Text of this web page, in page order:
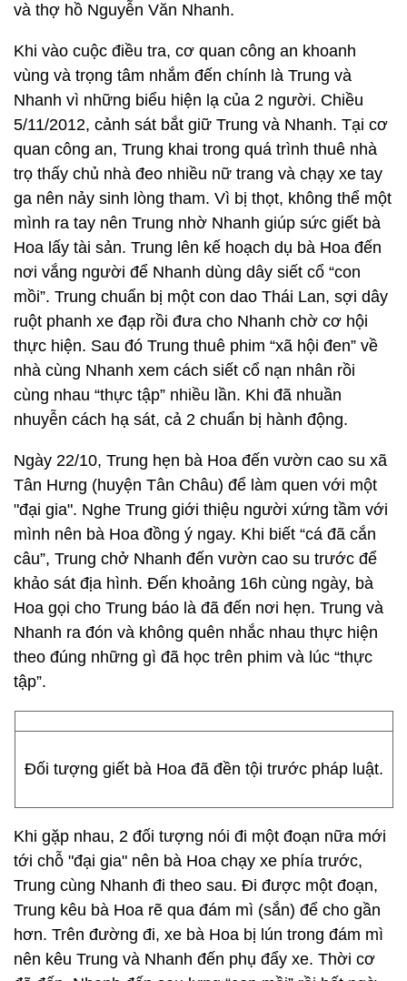
và thợ hồ Nguyễn Văn Nhanh.
Khi vào cuộc điều tra, cơ quan công an khoanh
vùng và trọng tâm nhắm đến chính là Trung và
Nhanh vì những biểu hiện lạ của 2 người. Chiều
5/11/2012, cảnh sát bắt giữ Trung và Nhanh. Tại cơ
quan công an, Trung khai trong quá trình thuê nhà
trọ thấy chủ nhà đeo nhiều nữ trang và chạy xe tay
ga nên nảy sinh lòng tham. Vì bị thọt, không thể một
mình ra tay nên Trung nhờ Nhanh giúp sức giết bà
Hoa lấy tài sản. Trung lên kế hoạch dụ bà Hoa đến
nơi vắng người để Nhanh dùng dây siết cổ “con
mồi”. Trung chuẩn bị một con dao Thái Lan, sợi dây
ruột phanh xe đạp rồi đưa cho Nhanh chờ cơ hội
thực hiện. Sau đó Trung thuê phim “xã hội đen” về
nhà cùng Nhanh xem cách siết cổ nạn nhân rồi
cùng nhau “thực tập” nhiều lần. Khi đã nhuần
nhuyễn cách hạ sát, cả 2 chuẩn bị hành động.
Ngày 22/10, Trung hẹn bà Hoa đến vườn cao su xã
Tân Hưng (huyện Tân Châu) để làm quen với một
"đại gia". Nghe Trung giới thiệu người xứng tầm với
mình nên bà Hoa đồng ý ngay. Khi biết “cá đã cắn
câu”, Trung chở Nhanh đến vườn cao su trước để
khảo sát địa hình. Đến khoảng 16h cùng ngày, bà
Hoa gọi cho Trung báo là đã đến nơi hẹn. Trung và
Nhanh ra đón và không quên nhắc nhau thực hiện
theo đúng những gì đã học trên phim và lúc “thực
tập”.
Đối tượng giết bà Hoa đã đền tội trước pháp luật.
Khi gặp nhau, 2 đối tượng nói đi một đoạn nữa mới
tới chỗ "đại gia" nên bà Hoa chạy xe phía trước,
Trung cùng Nhanh đi theo sau. Đi được một đoạn,
Trung kêu bà Hoa rẽ qua đám mì (sắn) để cho gần
hơn. Trên đường đi, xe bà Hoa bị lún trong đám mì
nên kêu Trung và Nhanh đến phụ đẩy xe. Thời cơ